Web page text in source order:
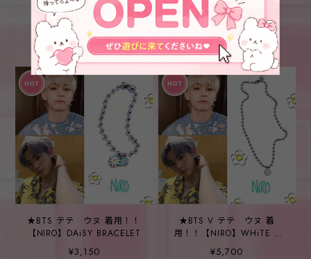
★ENHYPEN ヒスン 着
用！！【NIRO】HEART
GARNET NECKLACE #56
¥5,700
★BTS テテ ウヌ 着用！！
【NIRO】DAISY テテウヌ
SET！！
¥7,000
★BTS テテ ウヌ 着用！！
【NIRO】DAiSY BRACELET
¥3,150
★BTS V テテ ウヌ 着
用！！【NIRO】WHiTE n
MiNT DAiSY NECKLACE
¥5,700